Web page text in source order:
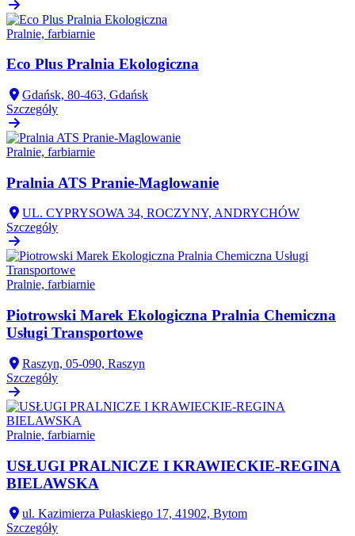
Pralnie, farbiarnie
Eco Plus Pralnia Ekologiczna
Gdańsk, 80-463, Gdańsk
Szczegóły
Pralnie, farbiarnie
Pralnia ATS Pranie-Maglowanie
UL. CYPRYSOWA 34, ROCZYNY, ANDRYCHÓW
Szczegóły
Pralnie, farbiarnie
Piotrowski Marek Ekologiczna Pralnia Chemiczna
Usługi Transportowe
Raszyn, 05-090, Raszyn
Szczegóły
Pralnie, farbiarnie
USŁUGI PRALNICZE I KRAWIECKIE-REGINA
BIELAWSKA
ul. Kazimierza Pułaskiego 17, 41902, Bytom
Szczegóły